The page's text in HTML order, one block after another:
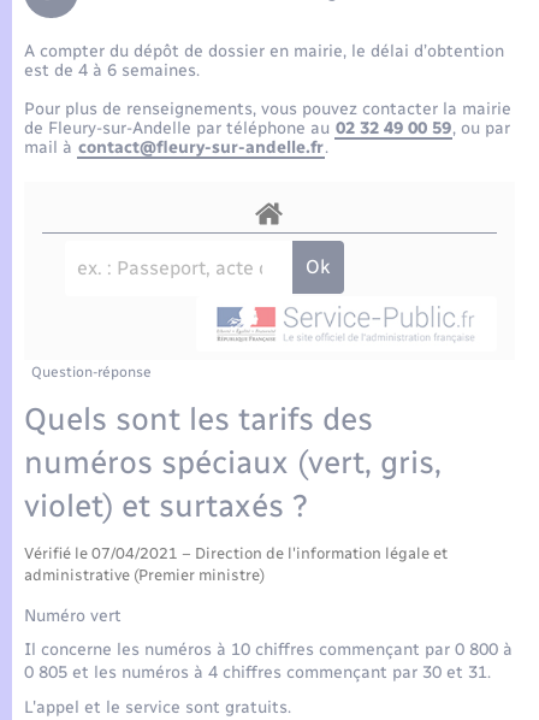
Compétences
Plan interactif
Publications
La Communauté de communes
Etat-civil - Papiers - Citoyenneté
Mariage – PACS
Parrainage civil
Logement - Urbanisme
Nouvel habitant
Organisation d’événement
Sécurité - Prévention
Seniors
Transports
Transports scolaires
Voirie et espace public
Travaux - Autorisation d’occupation de l’espace
public
A compter du dépôt de dossier en mairie, le délai d’obtention
est de 4 à 6 semaines.
Pour plus de renseignements, vous pouvez contacter la mairie
de Fleury-sur-Andelle par téléphone au 02 32 49 00 59, ou par
mail à contact@fleury-sur-andelle.fr.
Question-réponse
Quels sont les tarifs des
numéros spéciaux (vert, gris,
violet) et surtaxés ?
Vérifié le 07/04/2021 – Direction de l'information légale et
administrative (Premier ministre)
Numéro vert
Il concerne les numéros à 10 chiffres commençant par 0 800 à
0 805 et les numéros à 4 chiffres commençant par 30 et 31.
L'appel et le service sont gratuits.